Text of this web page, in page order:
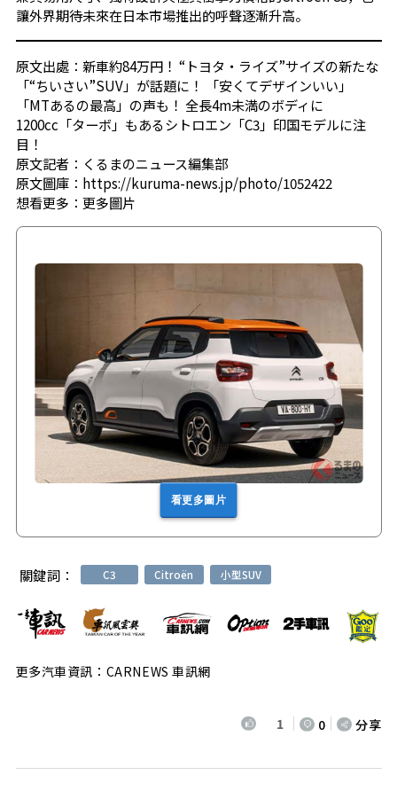
讓外界期待未來在日本市場推出的呼聲逐漸升高。
原文出處：新車約84万円！ “トヨタ・ライズ”サイズの新たな
「“ちいさい”SUV」が話題に！ 「安くてデザインいい」
「MTあるの最高」の声も！ 全長4m未満のボディに
1200cc「ターボ」もあるシトロエン「C3」印国モデルに注
目！
原文記者：くるまのニュース編集部
原文圖庫：https://kuruma-news.jp/photo/1052422
想看更多： 更多圖片
看更多圖片
關鍵詞： C3 Citroën 小型SUV
更多汽車資訊：CARNEWS 車訊網
1 0 分享